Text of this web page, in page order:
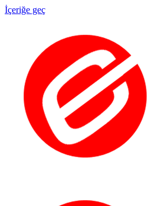
İçeriğe geç